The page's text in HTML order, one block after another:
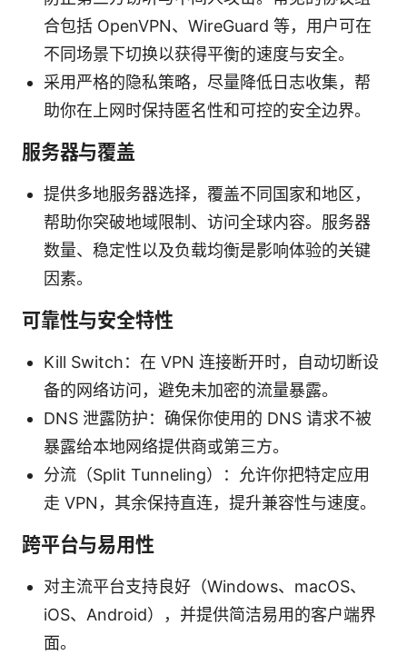
合包括 OpenVPN、WireGuard 等，用户可在
不同场景下切换以获得平衡的速度与安全。
采用严格的隐私策略，尽量降低日志收集，帮
助你在上网时保持匿名性和可控的安全边界。
服务器与覆盖
提供多地服务器选择，覆盖不同国家和地区，
帮助你突破地域限制、访问全球内容。服务器
数量、稳定性以及负载均衡是影响体验的关键
因素。
可靠性与安全特性
Kill Switch：在 VPN 连接断开时，自动切断设
备的网络访问，避免未加密的流量暴露。
DNS 泄露防护：确保你使用的 DNS 请求不被
暴露给本地网络提供商或第三方。
分流（Split Tunneling）：允许你把特定应用
走 VPN，其余保持直连，提升兼容性与速度。
跨平台与易用性
对主流平台支持良好（Windows、macOS、
iOS、Android），并提供简洁易用的客户端界
面。